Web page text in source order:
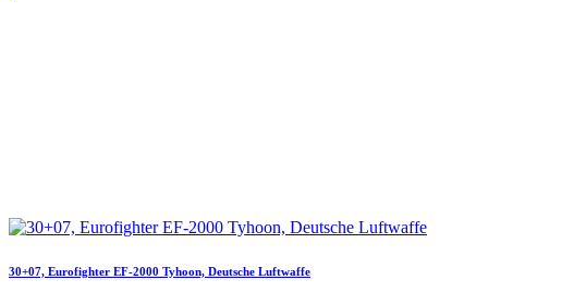
30+07, Eurofighter EF-2000 Tyhoon, Deutsche Luftwaffe